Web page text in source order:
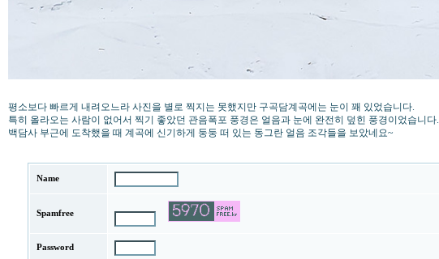
평소보다 빠르게 내려오느라 사진을 별로 찍지는 못했지만 구곡담계곡에는 눈이 꽤 있었습니다.
특히 올라오는 사람이 없어서 찍기 좋았던 관음폭포 풍경은 얼음과 눈에 완전히 덮힌 풍경이었습니다.
백담사 부근에 도착했을 때 계곡에 신기하게 둥둥 떠 있는 동그란 얼음 조각들을 보았네요~
Name
Spamfree
Password